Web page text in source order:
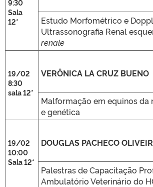
9:30
Sala
12*
Estudo Morfométrico e
Ultrassonografia Renal
renale
19/02
8:30
sala 12*
VERÔNICA LA CRUZ BUENO
Malformação em equinos
e genética
19/02
10:00
Sala 12*
DOUGLAS PACHECO
Palestras de Capacitação
Ambulatório Veterinário do